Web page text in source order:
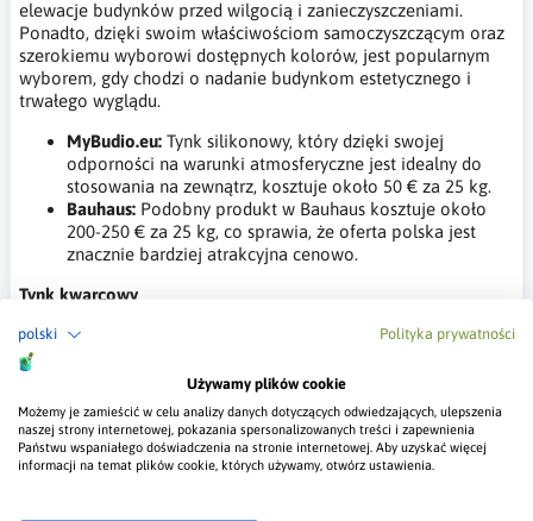
polski Polityka prywatności
Używamy plików cookie
Możemy je zamieścić w celu analizy danych dotyczących odwiedzających, ulepszenia
naszej strony internetowej, pokazania spersonalizowanych treści i zapewnienia
Państwu wspaniałego doświadczenia na stronie internetowej. Aby uzyskać więcej
informacji na temat plików cookie, których używamy, otwórz ustawienia.
elewacje budynków przed wilgocią i zanieczyszczeniami.
Ponadto, dzięki swoim właściwościom samoczyszczącym oraz
szerokiemu wyborowi dostępnych kolorów, jest popularnym
wyborem, gdy chodzi o nadanie budynkom estetycznego i
trwałego wyglądu.
MyBudio.eu: Tynk silikonowy, który dzięki swojej
odporności na warunki atmosferyczne jest idealny do
stosowania na zewnątrz, kosztuje około 50 € za 25 kg.
Bauhaus: Podobny produkt w Bauhaus kosztuje około
200-250 € za 25 kg, co sprawia, że oferta polska jest
znacznie bardziej atrakcyjna cenowo.
Tynk kwarcowy
Tynk kwarcowy to materiał o wysokiej odporności na warunki
atmosferyczne i łatwej aplikacji, co czyni go idealnym
wyborem do powierzchni zewnętrznych i wewnętrznych. Tynki
mozaikowe natomiast oferują unikalne, estetyczne
wykończenie, nadając ścianom elegancki wygląd. W Polsce są
dostępne w znacznie bardziej atrakcyjnych cenach.